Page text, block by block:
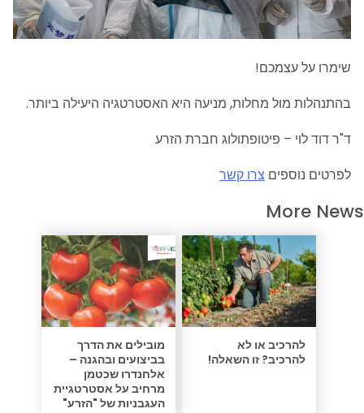
שימרו על עצמכם!
בהתנהלות מול מחלות, מניעה היא האסטרטגיה היעילה ביותר.
ד"ר דוד לוי – פיטופתולוג חברת הזרע
לפרטים נוספים צרו קשר
More News
להרכיב או לא
להרכיב? זו השאלה!
מובילים את הדרך
בביצועים ובהגנה –
אלחנדרו שכטמן
מרחיב על אסטרטגיית
העגבניות של "הזרע"